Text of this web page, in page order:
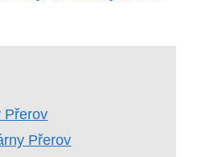
Přerov
Přerov